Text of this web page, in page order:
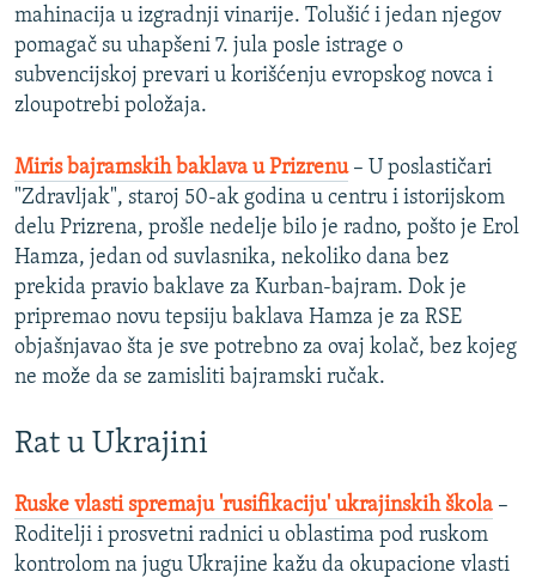
mahinacija u izgradnji vinarije. Tolušić i jedan njegov
pomagač su uhapšeni 7. jula posle istrage o
subvencijskoj prevari u korišćenju evropskog novca i
zloupotrebi položaja.
Miris bajramskih baklava u Prizrenu– U poslastičari
"Zdravljak", staroj 50-ak godina u centru i istorijskom
delu Prizrena, prošle nedelje bilo je radno, pošto je Erol
Hamza, jedan od suvlasnika, nekoliko dana bez
prekida pravio baklave za Kurban-bajram. Dok je
pripremao novu tepsiju baklava Hamza je za RSE
objašnjavao šta je sve potrebno za ovaj kolač, bez kojeg
ne može da se zamisliti bajramski ručak.
Rat u Ukrajini
Ruske vlasti spremaju 'rusifikaciju' ukrajinskih škola –
Roditelji i prosvetni radnici u oblastima pod ruskom
kontrolom na jugu Ukrajine kažu da okupacione vlasti